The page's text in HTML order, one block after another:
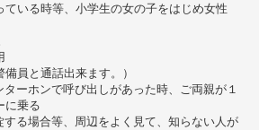
いる時等、小学生の女の子をはじめ女性
員と通話出来ます。）
ーホンで呼び出しがあった時、ご両親が１
に乗る
る場合等、周辺をよく見て、知らない人が